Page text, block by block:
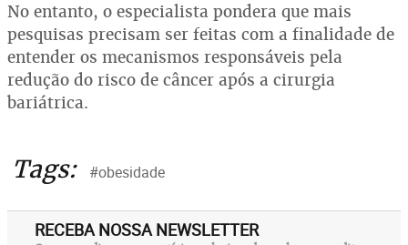
No entanto, o especialista pondera que mais
pesquisas precisam ser feitas com a finalidade de
entender os mecanismos responsáveis pela
redução do risco de câncer após a cirurgia
bariátrica.
Tags: #obesidade
RECEBA NOSSA NEWSLETTER